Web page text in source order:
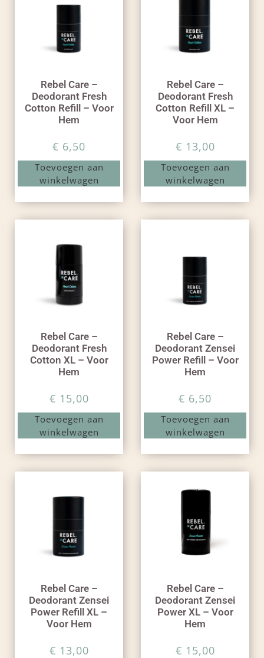
Rebel Care –
Deodorant Fresh
Cotton Refill – Voor
Hem
€ 6,50
Toevoegen aan
winkelwagen
Rebel Care –
Deodorant Fresh
Cotton Refill XL –
Voor Hem
€ 13,00
Toevoegen aan
winkelwagen
Rebel Care –
Deodorant Fresh
Cotton XL – Voor
Hem
€ 15,00
Toevoegen aan
winkelwagen
Rebel Care –
Deodorant Zensei
Power Refill – Voor
Hem
€ 6,50
Toevoegen aan
winkelwagen
Rebel Care –
Deodorant Zensei
Power Refill XL –
Voor Hem
€ 13,00
Rebel Care –
Deodorant Zensei
Power XL – Voor
Hem
€ 15,00